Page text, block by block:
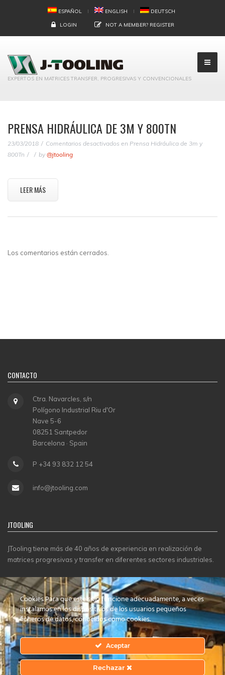
ESPAÑOL ENGLISH DEUTSCH
LOGIN NOT A MEMBER? REGISTER
EXPERTOS EN MATRICES TRANSFER, PROGRESIVAS Y CONVENCIONALES
PRENSA HIDRÁULICA DE 3M Y 800TN
23/03/2018 Comentarios desactivados en Prensa Hidráulica de 3m y
800Tn
by @jtooling
LEER MÁS
Los comentarios están cerrados.
CONTACTO
Ctra. Navarcles, s/n
Polígono Industrial Riu d'Or
Nave 5-6
08251 Santpedor
Barcelona · Spain
P +34 93 832 12 54
info@jtooling.com
JTOOLING
JTooling tiene más de 40 años de experiencia en realización de
matrices progresivas y transfer en diferentes sectores industriales.
CERTIFICADOS
Cookies Para que este sitio funcione adecuadamente, a veces
instalamos en los dispositivos de los usuarios pequeños
ficheros de datos, conocidos como cookies.
Aceptar
Rechazar